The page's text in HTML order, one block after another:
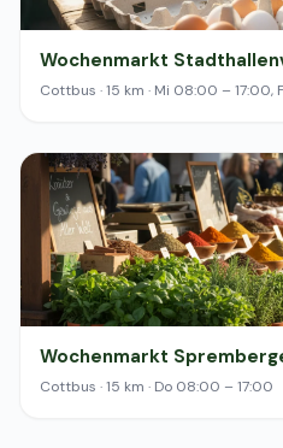
Wochenmarkt
Cottbus · 15 km · Mi 08:00 –
Wochenmarkt
Cottbus · 15 km · Do 08:00 – 17:00